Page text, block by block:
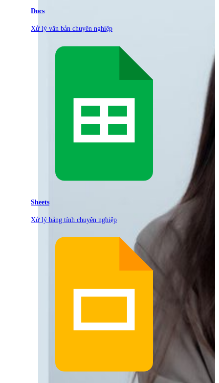
Docs
Xử lý văn bản chuyên nghiệp
Sheets
Xử lý bảng tính chuyên nghiệp